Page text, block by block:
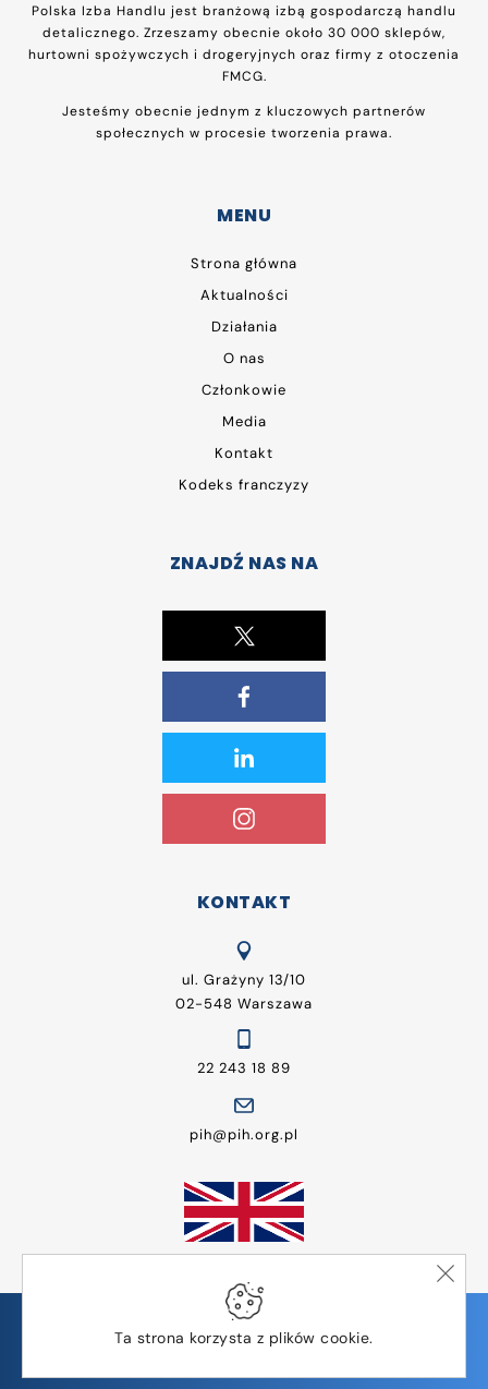
Ta strona korzysta z plików cookie.
Polska Izba Handlu jest branżową izbą gospodarczą handlu
detalicznego. Zrzeszamy obecnie około 30 000 sklepów,
hurtowni spożywczych i drogeryjnych oraz firmy z otoczenia
FMCG.
Jesteśmy obecnie jednym z kluczowych partnerów
społecznych w procesie tworzenia prawa.
MENU
Strona główna
Aktualności
Działania
O nas
Członkowie
Media
Kontakt
Kodeks franczyzy
ZNAJDŹ NAS NA
KONTAKT
ul. Grażyny 13/10
02-548 Warszawa
22 243 18 89
pih@pih.org.pl
© Wszelkie prawa zastrzeżone | Polska Izba Handlu